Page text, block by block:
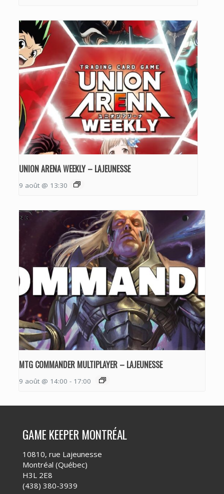
UNION ARENA WEEKLY – LAJEUNESSE
9 août @ 13:30
MTG COMMANDER MULTIPLAYER – LAJEUNESSE
9 août @ 14:00 - 17:00
GAME KEEPER MONTRÉAL
10810, rue Lajeunesse
Montréal (Québec)
H3L 2E8
(438) 380-3939